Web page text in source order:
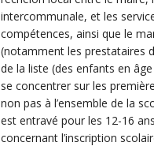
intercommunale, et les
compétences, ainsi que le
(notamment les prestataires
de la liste (des enfants en
se concentrer sur les
non pas à l’ensemble de la
est entravé pour les 12-16
concernant l’inscription